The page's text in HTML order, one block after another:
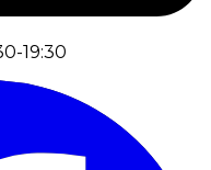
19:30